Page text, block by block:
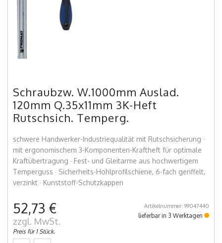
Schraubzw. W.1000mm Auslad.
120mm Q.35x11mm 3K-Heft
Rutschsich. Temperg.
schwere Handwerker-Industriequalität mit Rutschsicherung ·
mit ergonomischem 3-Komponenten-Kraftheft für optimale
Kraftübertragung · Fest- und Gleitarme aus hochwertigem
Temperguss · Sicherheits-Hohlprofilschiene, 6-fach geriffelt,
verzinkt · Kunststoff-Schutzkappen
52,73 €
zzgl. MwSt.
Preis für 1 Stück.
Artikelnummer: 99047440
lieferbar in 3 Werktagen